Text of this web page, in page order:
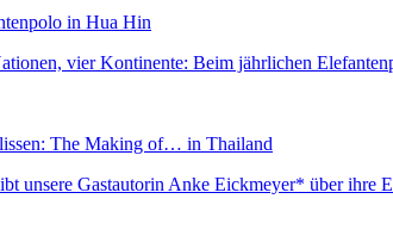
in Hua Hin
vier Kontinente: Beim jährlichen
The Making of… in Thailand
unsere Gastautorin Anke Eickmeyer* über ihre